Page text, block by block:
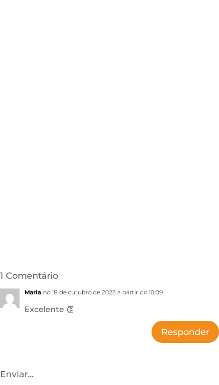
1 Comentário
Maria no 18 de outubro de 2023 a partir do 10:09
Excelente 👏
Responder
Enviar...